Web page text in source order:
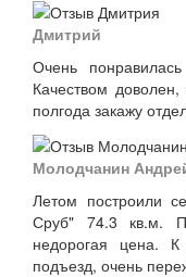
Дмитрий
Очень
Качеством
полгода закажу
Молодчанин
Летом построили
Сруб" 74.3 кв.м.
недорогая цена.
подъезд, очень